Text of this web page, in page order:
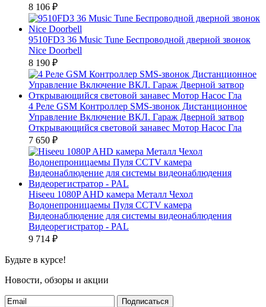
8 106 ₽
9510FD3 36 Music Tune Беспроводной дверной звонок
Nice Doorbell
8 190 ₽
4 Реле GSM Контроллер SMS-звонок Дистанционное
Управление Включение ВКЛ. Гараж Дверной затвор
Открывающийся световой занавес Мотор Насос Гла
7 650 ₽
Hiseeu 1080P AHD камера Металл Чехол
Водонепроницаемы Пуля CCTV камера
Видеонаблюдение для системы видеонаблюдения
Видеорегистратор - PAL
9 714 ₽
Будьте в курсе!
Новости, обзоры и акции
Подписаться